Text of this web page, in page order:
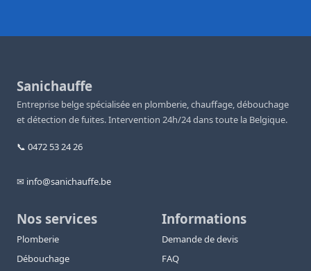
Sanichauffe
Entreprise belge spécialisée en plomberie, chauffage, débouchage
et détection de fuites. Intervention 24h/24 dans toute la Belgique.
📞 0472 53 24 26
✉ info@sanichauffe.be
Nos services
Plomberie
Débouchage
Informations
Demande de devis
FAQ